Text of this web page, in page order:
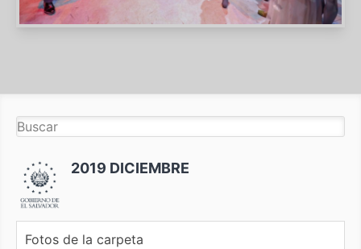
2019 DICIEMBRE
Fotos de la carpeta